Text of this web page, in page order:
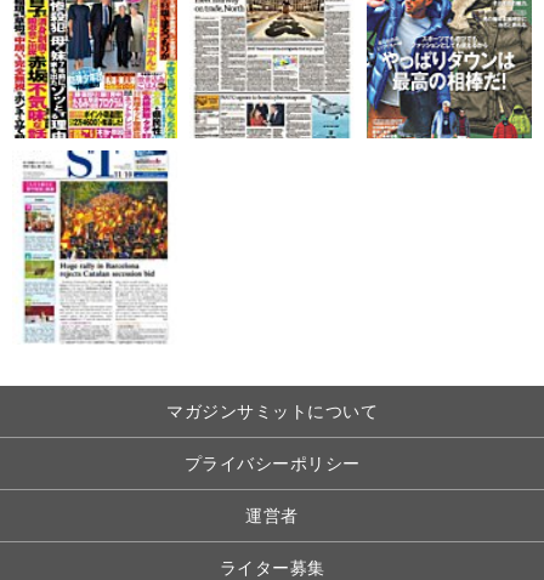
マガジンサミットについて
プライバシーポリシー
運営者
ライター募集